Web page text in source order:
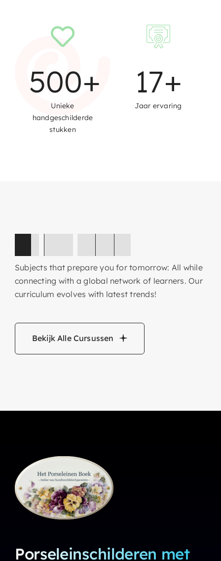
500+
Unieke
handgeschilderde
stukken
17+
Jaar ervaring
Subjects that prepare you for tomorrow: All while
connecting with a global network of learners. Our
curriculum evolves with latest trends!
Bekijk Alle Cursussen
Porseleinschilderen met